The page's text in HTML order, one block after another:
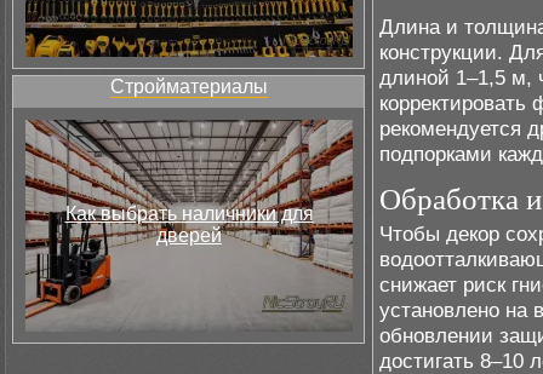
Стройматериалы
Как выбрать наличники для
дверей
Длина и
конструкции.
длиной 1–1,5 м,
рекомендуется
подпорками
Обработка
Чтобы декор
снижает риск
установлено на
обновлении
достигать 8–10